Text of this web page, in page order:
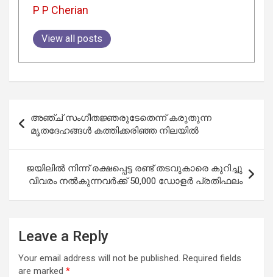
P P Cherian
View all posts
navigation
അഞ്ച് സംഗീതജ്ഞരുടേതെന്ന് കരുതുന്ന
മൃതദേഹങ്ങൾ കത്തിക്കരിഞ്ഞ നിലയിൽ
ജയിലിൽ നിന്ന് രക്ഷപ്പെട്ട രണ്ട് തടവുകാരെ കുറിച്ചു
വിവരം നൽകുന്നവർക്ക് 50,000 ഡോളർ പ്രതിഫലം
Leave a Reply
Your email address will not be published. Required fields
are marked *